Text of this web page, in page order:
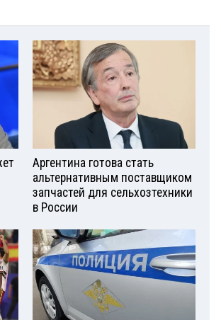
Аргентина готова стать
альтернативным поставщиком
запчастей для сельхозтехники
в России